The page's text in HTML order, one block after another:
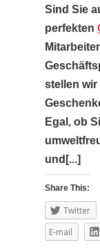
Sind Sie
perfekten
stellen wir
Egal, ob
und[...]
Share This:
Twitter
E-mail